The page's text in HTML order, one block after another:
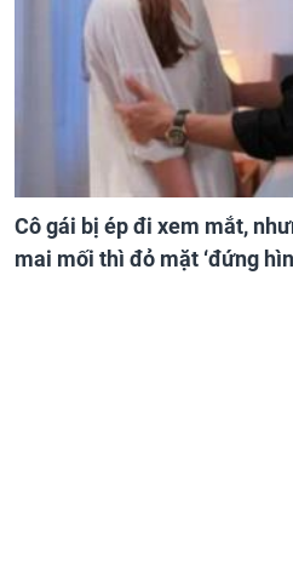
Cô gái bị ép đi xem mắt,
mai mối thì đỏ mặt ‘đứng